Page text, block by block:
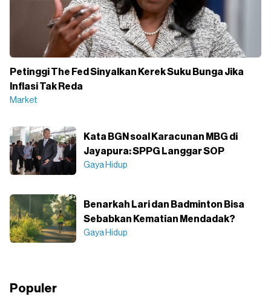
Petinggi The Fed Sinyalkan Kerek Suku Bunga Jika
Inflasi Tak Reda
Market
Kata BGN soal Karacunan MBG di
Jayapura: SPPG Langgar SOP
Gaya Hidup
Benarkah Lari dan Badminton Bisa
Sebabkan Kematian Mendadak?
Gaya Hidup
Populer